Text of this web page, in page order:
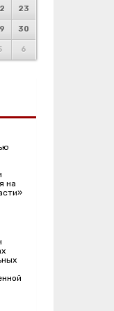
23
30
6
на